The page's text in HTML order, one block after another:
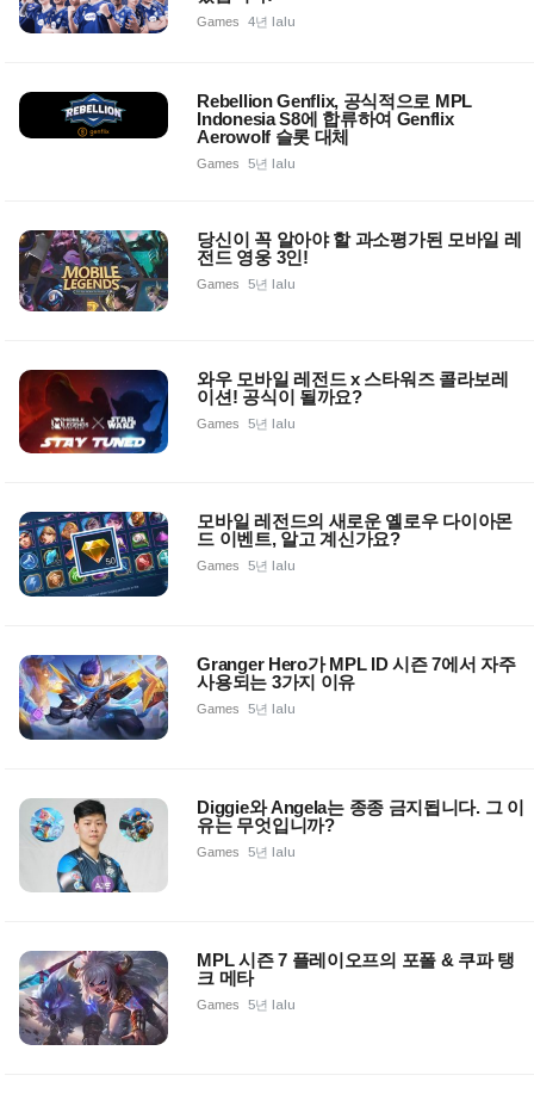
Games 4년 lalu
Rebellion Genflix, 공식적으로 MPL
Indonesia S8에 합류하여 Genflix
Aerowolf 슬롯 대체
Games 5년 lalu
당신이 꼭 알아야 할 과소평가된 모바일 레
전드 영웅 3인!
Games 5년 lalu
와우 모바일 레전드 x 스타워즈 콜라보레
이션! 공식이 될까요?
Games 5년 lalu
모바일 레전드의 새로운 옐로우 다이아몬
드 이벤트, 알고 계신가요?
Games 5년 lalu
Granger Hero가 MPL ID 시즌 7에서 자주
사용되는 3가지 이유
Games 5년 lalu
Diggie와 Angela는 종종 금지됩니다. 그 이
유는 무엇입니까?
Games 5년 lalu
MPL 시즌 7 플레이오프의 포폴 & 쿠파 탱
크 메타
Games 5년 lalu